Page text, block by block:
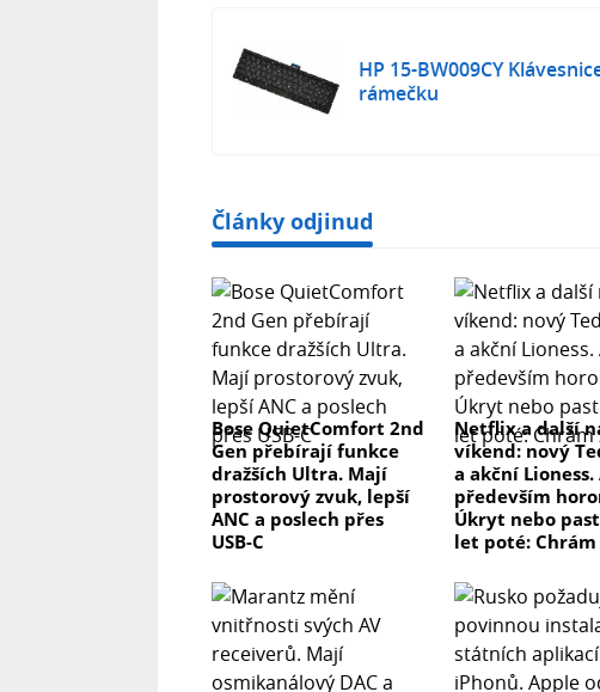
HP 15-BW009CY
rámečku
Články odjinud
Bose QuietComfort 2nd
Gen přebírají funkce
dražších Ultra. Mají
prostorový zvuk, lepší
ANC a poslech přes
USB-C
Netflix a další
víkend: nový
a akční Lioness.
především
Úkryt nebo
let poté: